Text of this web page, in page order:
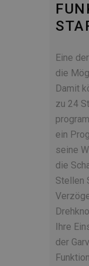
Eine
die
Damit
zu 24
ein
seine
die
Stellen
Ihre
der